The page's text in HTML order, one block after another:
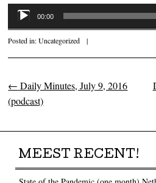
Audiospeler
00:00
Posted in:Uncategorized |
Post navigation
← Daily Minutes, July 9, 2016
(podcast)
MEEST RECENT!